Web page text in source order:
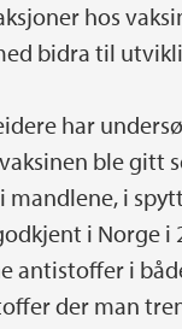
hos
bidra til
har
ble gitt
mandlene, i
i Norge
antistoffer i
der man